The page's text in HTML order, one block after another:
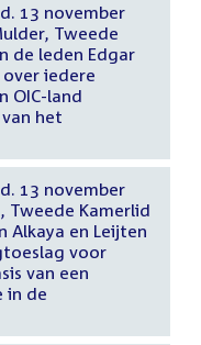
13 november
Tweede
de leden Edgar
iedere
OIC-land
het
13 november
Tweede Kamerlid
Alkaya en Leijten
voor
van een
in de